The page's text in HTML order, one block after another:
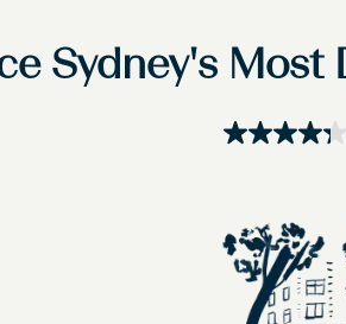
Sydney's